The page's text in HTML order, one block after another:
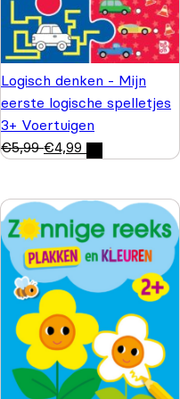
Logisch denken - Mijn
eerste logische spelletjes
3+ Voertuigen
€5,99 €4,99